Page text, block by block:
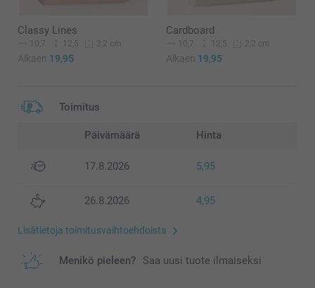
Classy Lines
10,7 12,5 2,2 cm
Alkaen 19,95
Cardboard
10,7 12,5 2,2 cm
Alkaen 19,95
Toimitus
Päivämäärä Hinta
17.8.2026 5,95
26.8.2026 4,95
Lisätietoja toimitusvaihtoehdoista
Menikö pieleen? Saa uusi tuote ilmaiseksi